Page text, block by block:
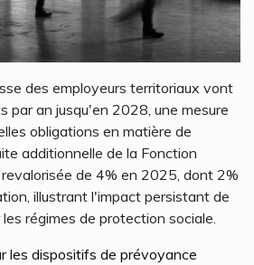
des employeurs territoriaux vont
par an jusqu'en 2028, une mesure
obligations en matière de
additionnelle de la Fonction
de 4% en 2025, dont 2%
illustrant l'impact persistant de
régimes de protection sociale.
les dispositifs de prévoyance